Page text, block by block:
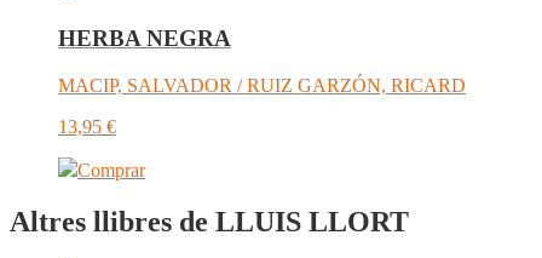
HERBA NEGRA
MACIP, SALVADOR / RUIZ GARZÓN, RICARD
13,95 €
Comprar
Altres llibres de LLUIS LLORT